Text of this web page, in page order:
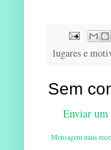
lugares e
Sem
Enviar
Mensagem mais